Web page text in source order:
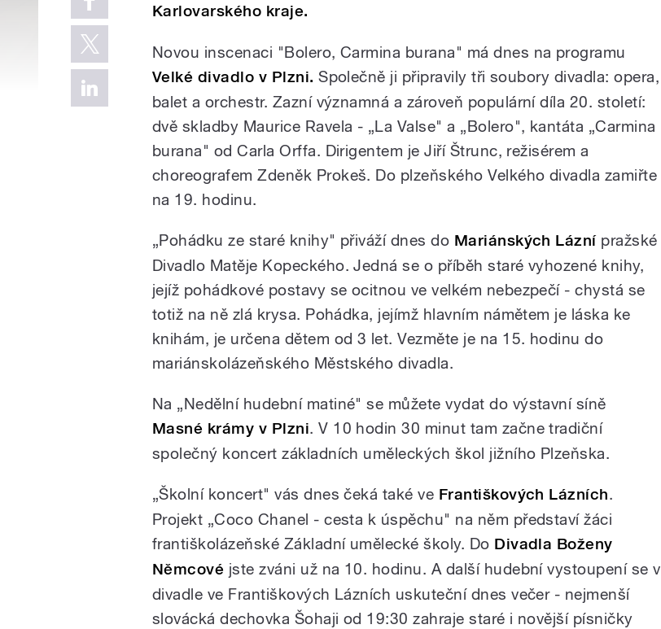
Karlovarského kraje.
Novou inscenaci "Bolero, Carmina burana" má dnes na programu
Velké divadlo v Plzni. Společně ji připravily tři soubory divadla: opera,
balet a orchestr. Zazní významná a zároveň populární díla 20. století:
dvě skladby Maurice Ravela - „La Valse" a „Bolero", kantáta „Carmina
burana" od Carla Orffa. Dirigentem je Jiří Štrunc, režisérem a
choreografem Zdeněk Prokeš. Do plzeňského Velkého divadla zamiřte
na 19. hodinu.
„Pohádku ze staré knihy" přiváží dnes do Mariánských Láznípražské
Divadlo Matěje Kopeckého. Jedná se o příběh staré vyhozené knihy,
jejíž pohádkové postavy se ocitnou ve velkém nebezpečí - chystá se
totiž na ně zlá krysa. Pohádka, jejímž hlavním námětem je láska ke
knihám, je určena dětem od 3 let. Vezměte je na 15. hodinu do
mariánskolázeňského Městského divadla.
Na „Nedělní hudební matiné" se můžete vydat do výstavní síně
Masné krámy v Plzni. V 10 hodin 30 minut tam začne tradiční
společný koncert základních uměleckých škol jižního Plzeňska.
„Školní koncert" vás dnes čeká také ve Františkových Lázních.
Projekt „Coco Chanel - cesta k úspěchu" na něm představí žáci
františkolázeňské Základní umělecké školy. Do Divadla Boženy
Němcové jste zváni už na 10. hodinu. A další hudební vystoupení se v
divadle ve Františkových Lázních uskuteční dnes večer - nejmenší
slovácká dechovka Šohaji od 19:30 zahraje staré i novější písničky